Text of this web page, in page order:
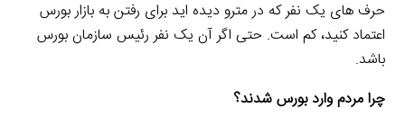
حرف های یک نفر که در مترو دیده اید برای رفتن به بازار بورس
اعتماد کنید، کم است. حتی اگر آن یک نفر رئیس سازمان بورس
باشد.
چرا مردم وارد بورس شدند؟